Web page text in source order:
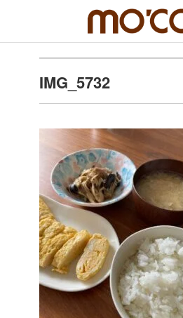
IMG_5732